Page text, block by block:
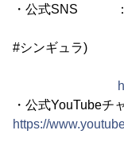
・公式SNS ：
#シンギュラ)
＜
・公式YouTubeチ
https://